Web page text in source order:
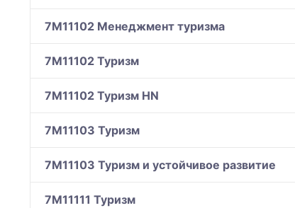
7M11102 Менеджмент туризма
7M11102 Туризм
7M11102 Туризм HN
7M11103 Туризм
7M11103 Туризм и устойчивое развитие
7M11111 Туризм